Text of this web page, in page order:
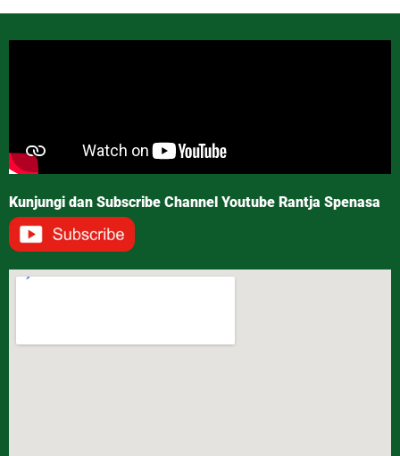
Kunjungi dan Subscribe Channel Youtube Rantja Spenasa